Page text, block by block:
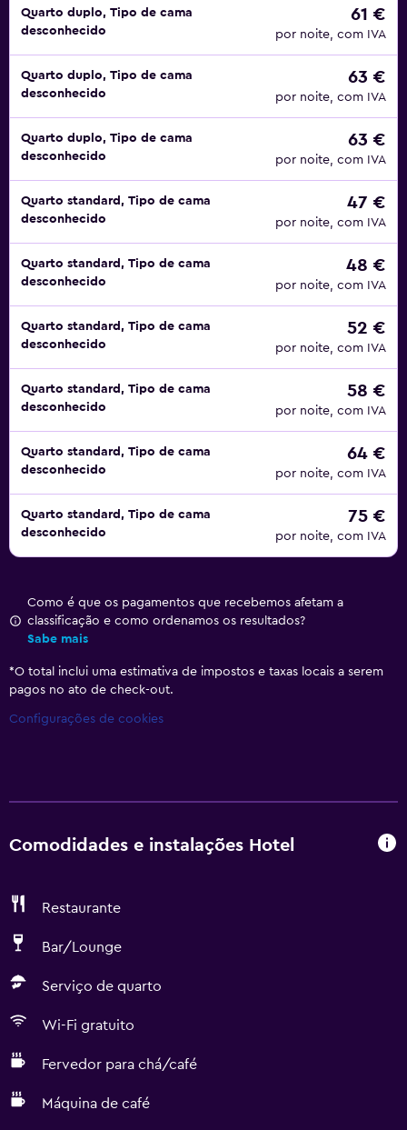
Quarto duplo, Tipo de cama
desconhecido
61 €
por noite, com IVA
Quarto duplo, Tipo de cama
desconhecido
63 €
por noite, com IVA
Quarto duplo, Tipo de cama
desconhecido
63 €
por noite, com IVA
Quarto standard, Tipo de cama
desconhecido
47 €
por noite, com IVA
Quarto standard, Tipo de cama
desconhecido
48 €
por noite, com IVA
Quarto standard, Tipo de cama
desconhecido
52 €
por noite, com IVA
Quarto standard, Tipo de cama
desconhecido
58 €
por noite, com IVA
Quarto standard, Tipo de cama
desconhecido
64 €
por noite, com IVA
Quarto standard, Tipo de cama
desconhecido
75 €
por noite, com IVA
Como é que os pagamentos que recebemos afetam a
classificação e como ordenamos os resultados?
Sabe mais
*O total inclui uma estimativa de impostos e taxas locais a serem
pagos no ato de check-out.
Configurações de cookies
Comodidades e instalações Hotel
Restaurante
Bar/Lounge
Serviço de quarto
Wi-Fi gratuito
Fervedor para chá/café
Máquina de café